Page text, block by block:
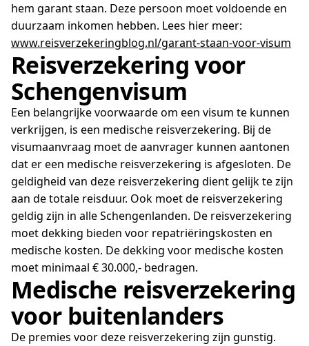
hem garant staan. Deze persoon moet voldoende en
duurzaam inkomen hebben. Lees hier meer:
www.reisverzekeringblog.nl/garant-staan-voor-visum
Reisverzekering voor
Schengenvisum
Een belangrijke voorwaarde om een visum te kunnen
verkrijgen, is een medische reisverzekering. Bij de
visumaanvraag moet de aanvrager kunnen aantonen
dat er een medische reisverzekering is afgesloten. De
geldigheid van deze reisverzekering dient gelijk te zijn
aan de totale reisduur. Ook moet de reisverzekering
geldig zijn in alle Schengenlanden. De reisverzekering
moet dekking bieden voor repatriëringskosten en
medische kosten. De dekking voor medische kosten
moet minimaal € 30.000,- bedragen.
Medische reisverzekering
voor buitenlanders
De premies voor deze reisverzekering zijn gunstig.